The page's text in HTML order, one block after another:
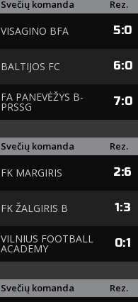
Svečių komanda Rez.
VISAGINO BFA 5:0
BALTIJOS FC 6:0
FA PANEVĖŽYS B-
PRSSG 7:0
Svečių komanda Rez.
FK MARGIRIS 2:6
FK ŽALGIRIS B 1:3
VILNIUS FOOTBALL
ACADEMY 0:1
Svečių komanda Rez.